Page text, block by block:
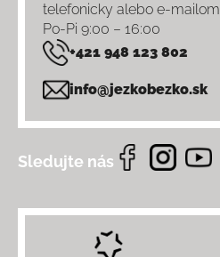
telefonicky alebo e-mailom
Po-Pi 9:00 – 16:00
+421 948 123 802
info@jezkobezko.sk
Sledujte nás